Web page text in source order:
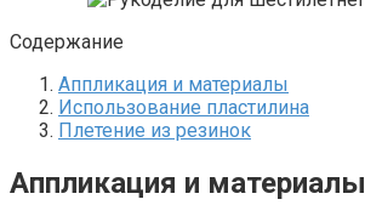
Содержание
Аппликация и материалы
Использование пластилина
Плетение из резинок
Аппликация и материалы